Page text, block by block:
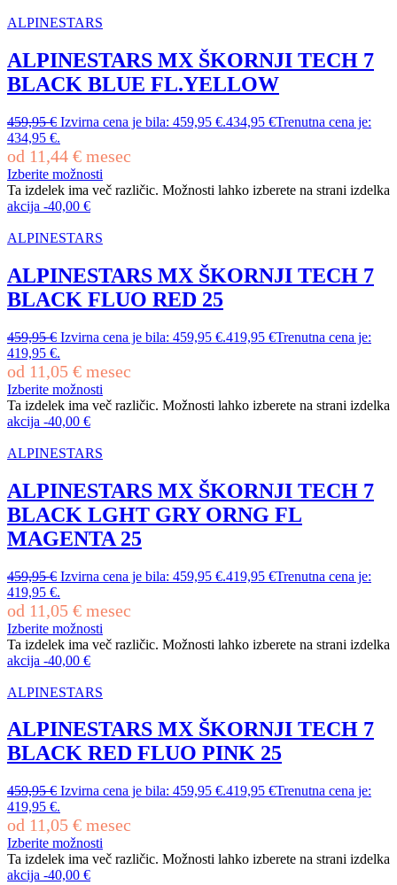
ALPINESTARS
ALPINESTARS MX ŠKORNJI TECH 7
BLACK BLUE FL.YELLOW
459,95€ Izvirna cena je bila: 459,95 €.434,95 €Trenutna cena je:
434,95 €.
od 11,44 € mesec
Izberite možnosti
Ta izdelek ima več različic. Možnosti lahko izberete na strani izdelka
akcija -40,00 €
ALPINESTARS
ALPINESTARS MX ŠKORNJI TECH 7
BLACK FLUO RED 25
459,95€ Izvirna cena je bila: 459,95 €.419,95 €Trenutna cena je:
419,95 €.
od 11,05 € mesec
Izberite možnosti
Ta izdelek ima več različic. Možnosti lahko izberete na strani izdelka
akcija -40,00 €
ALPINESTARS
ALPINESTARS MX ŠKORNJI TECH 7
BLACK LGHT GRY ORNG FL
MAGENTA 25
459,95€ Izvirna cena je bila: 459,95 €.419,95 €Trenutna cena je:
419,95 €.
od 11,05 € mesec
Izberite možnosti
Ta izdelek ima več različic. Možnosti lahko izberete na strani izdelka
akcija -40,00 €
ALPINESTARS
ALPINESTARS MX ŠKORNJI TECH 7
BLACK RED FLUO PINK 25
459,95€ Izvirna cena je bila: 459,95 €.419,95 €Trenutna cena je:
419,95 €.
od 11,05 € mesec
Izberite možnosti
Ta izdelek ima več različic. Možnosti lahko izberete na strani izdelka
akcija -40,00 €